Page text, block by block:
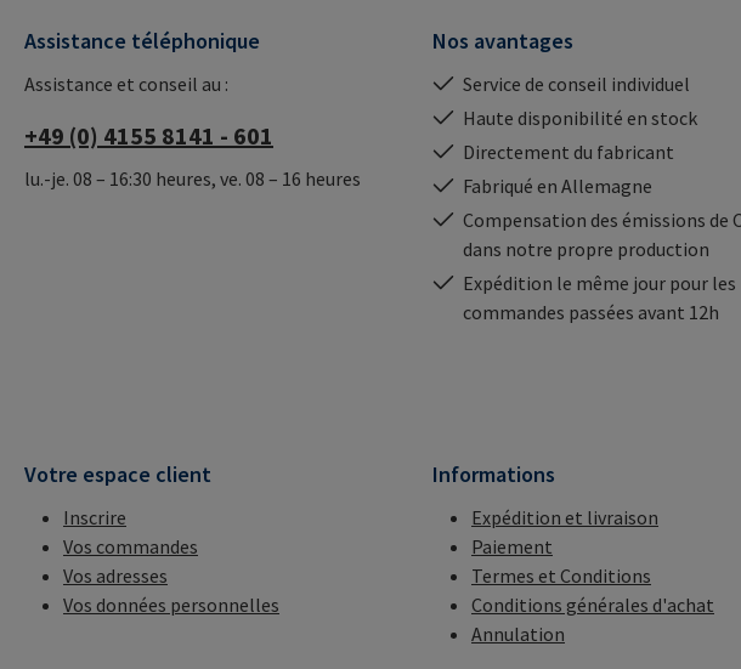
Assistance téléphonique
Assistance et conseil au :
+49 (0) 4155 8141 - 601
lu.-je. 08 – 16:30 heures, ve. 08 – 16 heures
Nos avantages
Service de conseil individuel
Haute disponibilité en stock
Directement du fabricant
Fabriqué en Allemagne
Compensation des émissions de
dans notre propre production
Expédition le même jour pour les
commandes passées avant 12h
Votre espace client
Inscrire
Vos commandes
Vos adresses
Vos données personnelles
Informations
Expédition et livraison
Paiement
Termes et Conditions
Conditions générales d'achat
Annulation